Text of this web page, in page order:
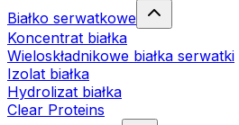
Białko serwatkowe
Koncentrat białka
Wieloskładnikowe białka serwatki
Izolat białka
Hydrolizat białka
Clear Proteins